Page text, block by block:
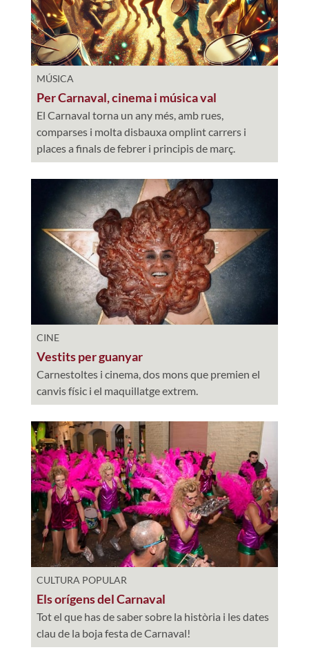
MÚSICA
Per Carnaval, cinema i música val
El Carnaval torna un any més, amb rues,
comparses i molta disbauxa omplint carrers i
places a finals de febrer i principis de març.
CINE
Vestits per guanyar
Carnestoltes i cinema, dos mons que premien el
canvis físic i el maquillatge extrem.
CULTURA POPULAR
Els orígens del Carnaval
Tot el que has de saber sobre la història i les dates
clau de la boja festa de Carnaval!